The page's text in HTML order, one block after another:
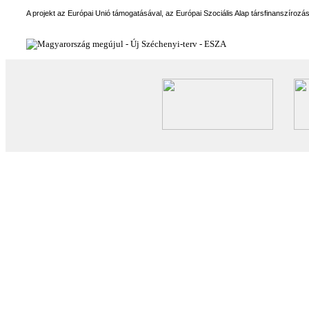
A projekt az Európai Unió támogatásával, az Európai Szociális Alap